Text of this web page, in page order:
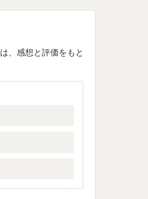
、感想と評価をもと